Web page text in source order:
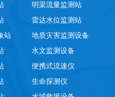
站
明渠流量监测站
雷达水位监测站
地质灾害监测设备
水文监测设备
便携式流速仪
生命探测仪